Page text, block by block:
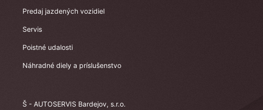
Predaj jazdených vozidiel
Servis
Poistné udalosti
Náhradné diely a príslušenstvo
Š - AUTOSERVIS Bardejov, s.r.o.